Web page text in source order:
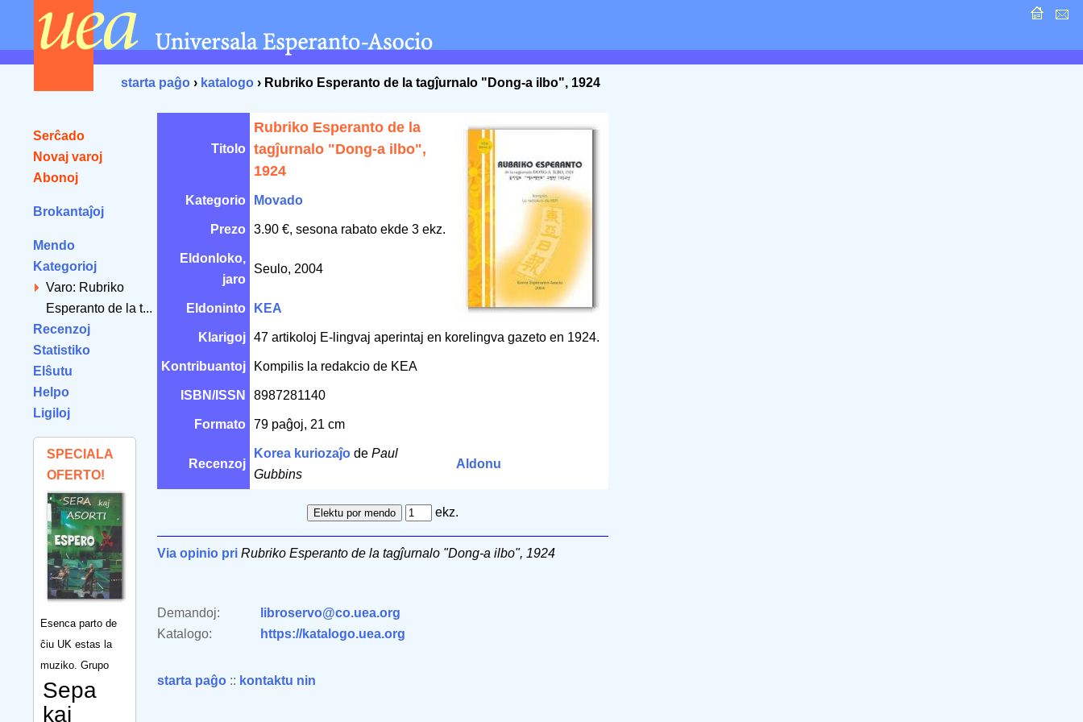
starta paĝo › katalogo › Rubriko Esperanto de la tagĵurnalo "Dong-a ilbo", 1924
Serĉado
Novaj varoj
Abonoj
Brokantaĵoj
Mendo
Kategorioj
Varo: Rubriko
Esperanto de la t...
Recenzoj
Statistiko
Elŝutu
Helpo
Ligiloj
SPECIALA
OFERTO!
Esenca parto de
ĉiu UK estas la
muziko. Grupo
Sepa
kaj
Titolo
Rubriko Esperanto de la
tagĵurnalo "Dong-a ilbo",
1924
Kategorio Movado
Prezo 3.90 €, sesona rabato ekde 3 ekz.
Eldonloko,
jaro
Seulo, 2004
Eldoninto KEA
Klarigoj 47 artikoloj E-lingvaj aperintaj en korelingva gazeto en 1924.
Kontribuantoj Kompilis la redakcio de KEA
ISBN/ISSN 8987281140
Formato 79 paĝoj, 21 cm
Recenzoj
Korea kuriozaĵo de Paul
Gubbins
Aldonu
ekz.
Via opinio pri Rubriko Esperanto de la tagĵurnalo "Dong-a ilbo", 1924
Demandoj:
libroservo@co.uea.org
Katalogo:
https://katalogo.uea.org
starta paĝo :: kontaktu nin